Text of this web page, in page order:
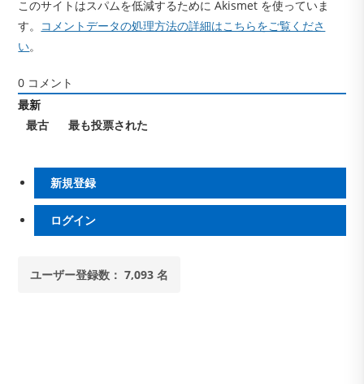
このサイトはスパムを低減するために Akismet を使っていま
す。 コメントデータの処理方法の詳細はこちらをご覧くださ
い。
0 コメント
最新
最古
最も投票された
新規登録
ログイン
ユーザー登録数： 7,093 名